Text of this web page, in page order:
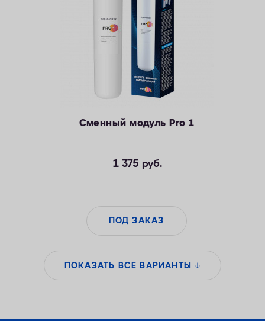
Сменный модуль Pro 1
1 375 руб.
ПОД ЗАКАЗ
ПОКАЗАТЬ ВСЕ ВАРИАНТЫ